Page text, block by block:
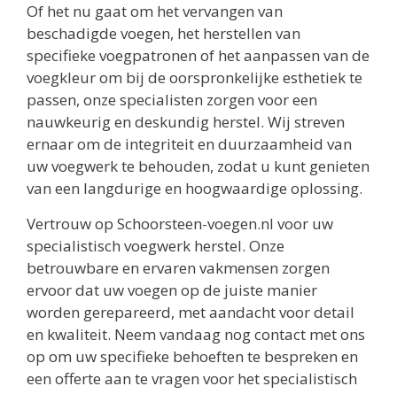
Of het nu gaat om het vervangen van
beschadigde voegen, het herstellen van
specifieke voegpatronen of het aanpassen van de
voegkleur om bij de oorspronkelijke esthetiek te
passen, onze specialisten zorgen voor een
nauwkeurig en deskundig herstel. Wij streven
ernaar om de integriteit en duurzaamheid van
uw voegwerk te behouden, zodat u kunt genieten
van een langdurige en hoogwaardige oplossing.
Vertrouw op Schoorsteen-voegen.nl voor uw
specialistisch voegwerk herstel. Onze
betrouwbare en ervaren vakmensen zorgen
ervoor dat uw voegen op de juiste manier
worden gerepareerd, met aandacht voor detail
en kwaliteit. Neem vandaag nog contact met ons
op om uw specifieke behoeften te bespreken en
een offerte aan te vragen voor het specialistisch